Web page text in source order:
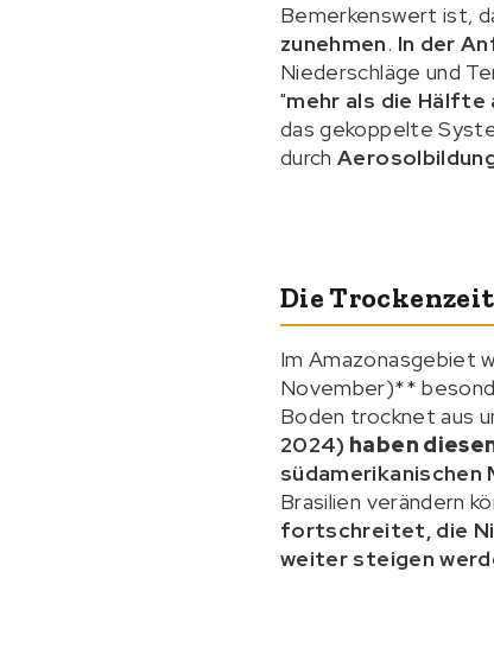
Bemerkenswert ist,
zunehmen. In der
Niederschläge und
"mehr als die
das gekoppelte
durch
Die
Im Amazonasgebiet
November)**
Boden trocknet aus
2024) haben
Brasilien verändern
fortschreitet, die
weiter steigen